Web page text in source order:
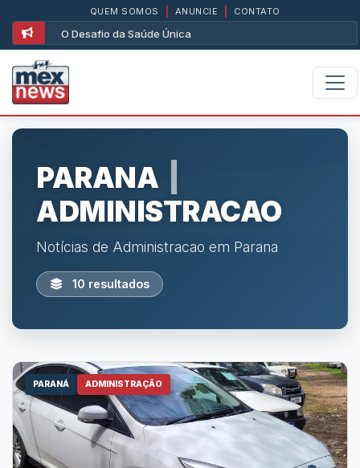
O Desafio da Saúde Única
QUEM SOMOS ANUNCIE CONTATO
PARANA
ADMINISTRACAO
Notícias de Administracao em Parana
10 resultados
PARANÁ ADMINISTRAÇÃO